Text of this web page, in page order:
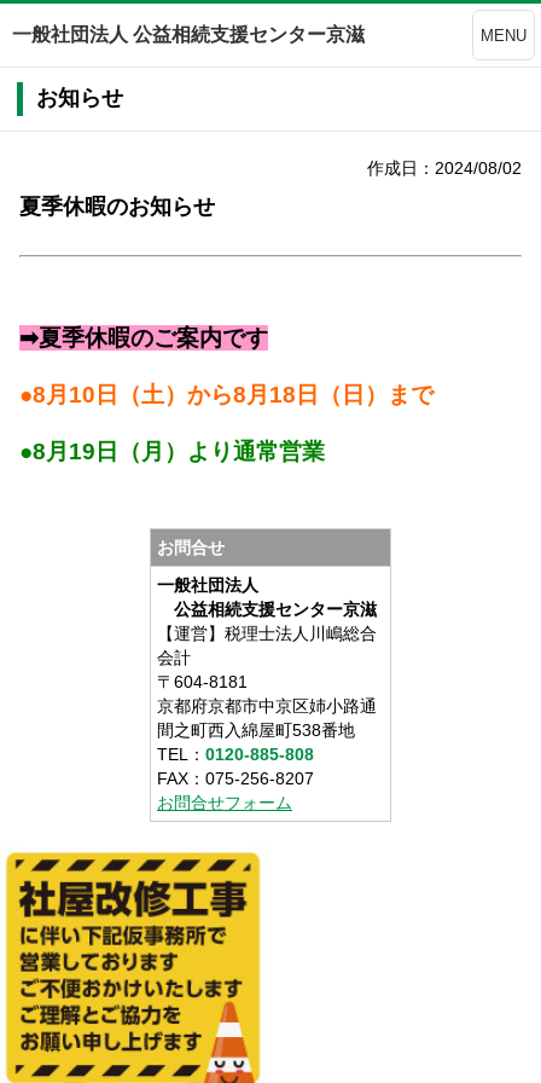
一般社団法人 公益相続支援センター京滋 MENU
お知らせ
作成日：2024/08/02
夏季休暇のお知らせ
➡夏季休暇のご案内です
●8月10日（土）から8月18日（日）まで
●8月19日（月）より通常営業
お問合せ
一般社団法人
公益相続支援センター京滋
【運営】税理士法人川嶋総合
会計
〒604-8181
京都府京都市中京区姉小路通
間之町西入綿屋町538番地
TEL： 0120-885-808
FAX：075-256-8207
お問合せフォーム